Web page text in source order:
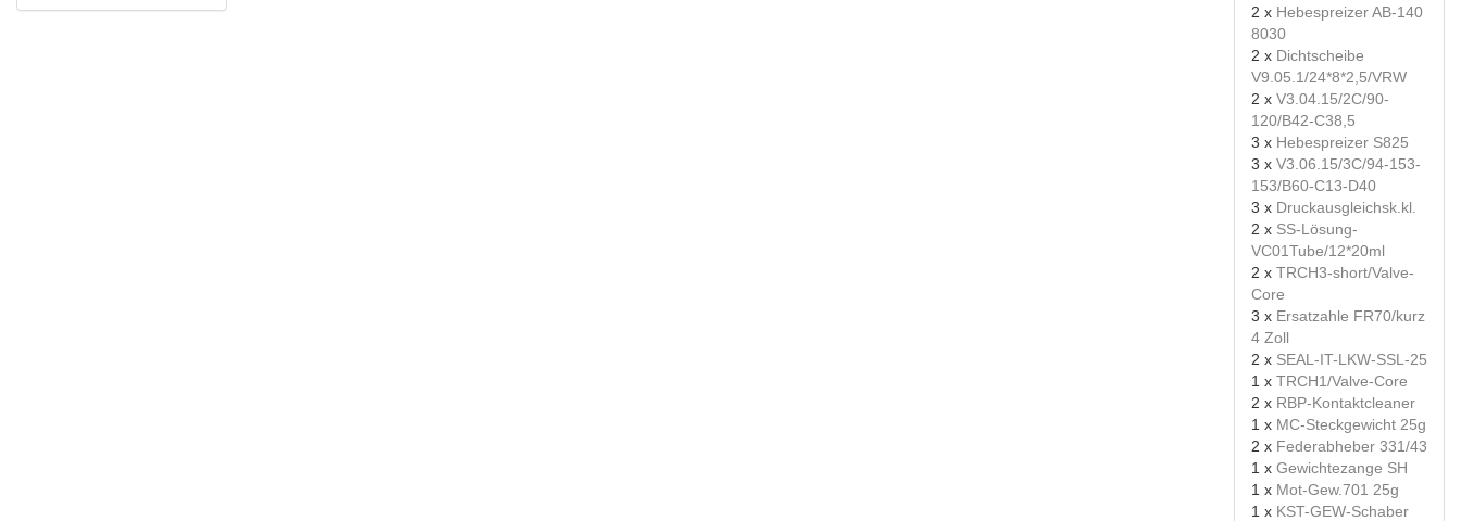
2 x Hebespreizer AB-140
8030
2 x Dichtscheibe
V9.05.1/24*8*2,5/VRW
2 x V3.04.15/2C/90-
120/B42-C38,5
3 x Hebespreizer S825
3 x V3.06.15/3C/94-153-
153/B60-C13-D40
3 x Druckausgleichsk.kl.
2 x SS-Lösung-
VC01Tube/12*20ml
2 x TRCH3-short/Valve-
Core
3 x Ersatzahle FR70/kurz
4 Zoll
2 x SEAL-IT-LKW-SSL-25
1 x TRCH1/Valve-Core
2 x RBP-Kontaktcleaner
1 x MC-Steckgewicht 25g
2 x Federabheber 331/43
1 x Gewichtezange SH
1 x Mot-Gew.701 25g
1 x KST-GEW-Schaber